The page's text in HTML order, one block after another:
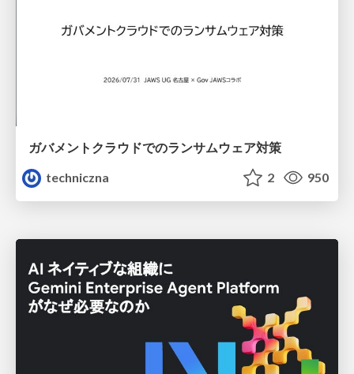
ガバメントクラウドでのランサムウェア対策
techniczna
2 950